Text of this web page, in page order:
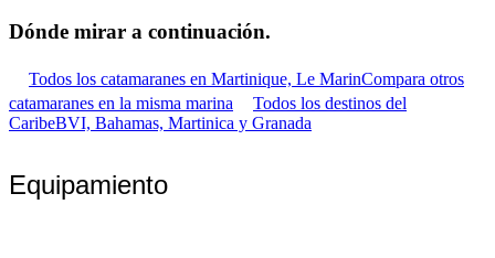
Dónde mirar a continuación.
Todos los catamaranes en Martinique, Le MarinCompara otros
catamaranes en la misma marina
Todos los destinos del
CaribeBVI, Bahamas, Martinica y Granada
Equipamiento